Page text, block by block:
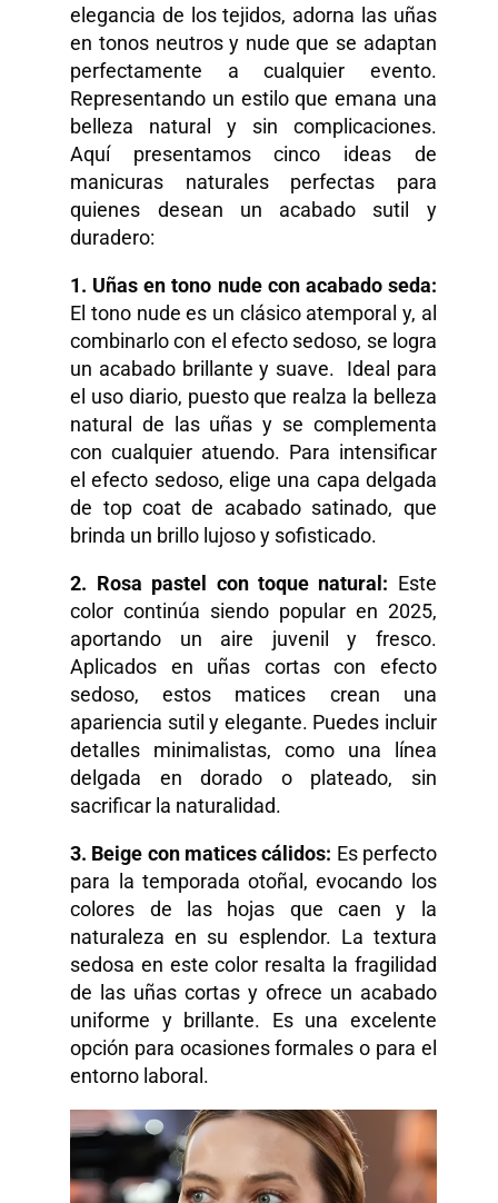
elegancia de los tejidos, adorna las uñas
en tonos neutros y nude que se adaptan
perfectamente a cualquier evento.
Representando un estilo que emana una
belleza natural y sin complicaciones.
Aquí presentamos cinco ideas de
manicuras naturales perfectas para
quienes desean un acabado sutil y
duradero:
1. Uñas en tono nude con acabado seda:
El tono nude es un clásico atemporal y, al
combinarlo con el efecto sedoso, se logra
un acabado brillante y suave. Ideal para
el uso diario, puesto que realza la belleza
natural de las uñas y se complementa
con cualquier atuendo. Para intensificar
el efecto sedoso, elige una capa delgada
de top coat de acabado satinado, que
brinda un brillo lujoso y sofisticado.
2. Rosa pastel con toque natural: Este
color continúa siendo popular en 2025,
aportando un aire juvenil y fresco.
Aplicados en uñas cortas con efecto
sedoso, estos matices crean una
apariencia sutil y elegante. Puedes incluir
detalles minimalistas, como una línea
delgada en dorado o plateado, sin
sacrificar la naturalidad.
3. Beige con maticescálidos: Es perfecto
para la temporada otoñal, evocando los
colores de las hojas que caen y la
naturaleza en su esplendor. La textura
sedosa en este color resalta la fragilidad
de las uñas cortas y ofrece un acabado
uniforme y brillante. Es una excelente
opción para ocasiones formales o para el
entorno laboral.